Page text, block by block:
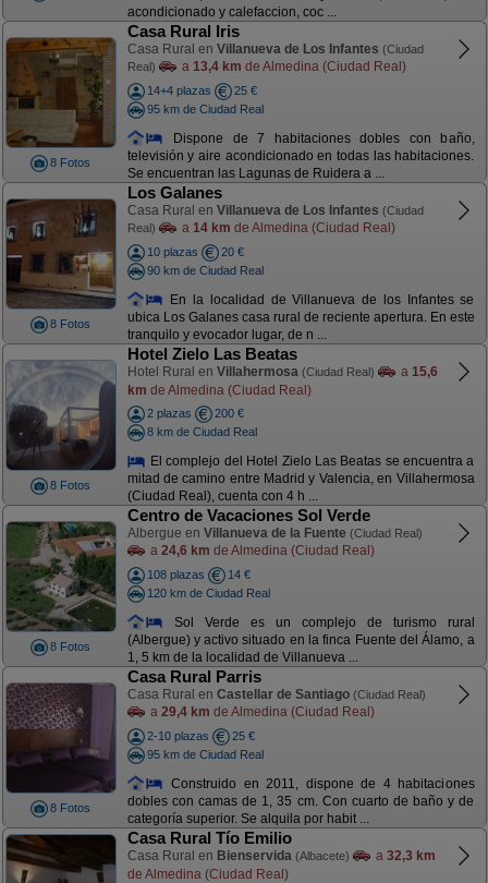
acondicionado y calefaccion, coc ...
8 Fotos
Casa Rural Iris
Casa Rural en Villanueva de Los Infantes (Ciudad
Real)
a 13,4 km de Almedina (Ciudad Real)
14+4 plazas
25 €
95 km de Ciudad Real
Dispone de 7 habitaciones dobles con baño,
televisión y aire acondicionado en todas las habitaciones.
Se encuentran las Lagunas de Ruidera a ...
8 Fotos
Los Galanes
Casa Rural en Villanueva de Los Infantes (Ciudad
Real)
a 14 km de Almedina (Ciudad Real)
10 plazas
20 €
90 km de Ciudad Real
En la localidad de Villanueva de los Infantes se
ubica Los Galanes casa rural de reciente apertura. En este
tranquilo y evocador lugar, de n ...
8 Fotos
Hotel Zielo Las Beatas
Hotel Rural en Villahermosa (Ciudad Real) a 15,6
km de Almedina (Ciudad Real)
2 plazas
200 €
8 km de Ciudad Real
El complejo del Hotel Zielo Las Beatas se encuentra a
mitad de camino entre Madrid y Valencia, en Villahermosa
(Ciudad Real), cuenta con 4 h ...
8 Fotos
Centro de Vacaciones Sol Verde
Albergue en Villanueva de la Fuente (Ciudad Real)
a 24,6 km de Almedina (Ciudad Real)
108 plazas
14 €
120 km de Ciudad Real
Sol Verde es un complejo de turismo rural
(Albergue) y activo situado en la finca Fuente del Álamo, a
1, 5 km de la localidad de Villanueva ...
8 Fotos
Casa Rural Parris
Casa Rural en Castellar de Santiago (Ciudad Real)
a 29,4 km de Almedina (Ciudad Real)
2-10 plazas
25 €
95 km de Ciudad Real
Construido en 2011, dispone de 4 habitaciones
dobles con camas de 1, 35 cm. Con cuarto de baño y de
categoría superior. Se alquila por habit ...
Casa Rural Tío Emilio
Casa Rural en Bienservida (Albacete) a 32,3 km
de Almedina (Ciudad Real)